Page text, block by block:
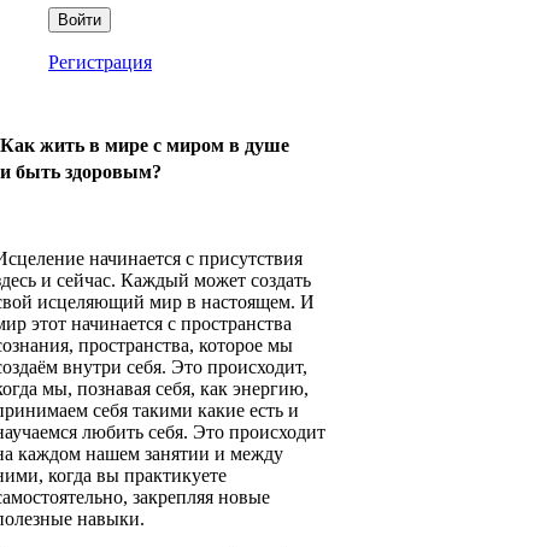
Регистрация
Как жить в мире с миром в душе
и быть здоровым?
начинается с присутствия
и сейчас. Каждый может создать
исцеляющий мир в настоящем. И
этот начинается с пространства
пространства, которое мы
внутри себя. Это происходит,
мы, познавая себя, как энергию,
себя такими какие есть и
любить себя. Это происходит
каждом нашем занятии и между
когда вы практикуете
закрепляя новые
навыки.